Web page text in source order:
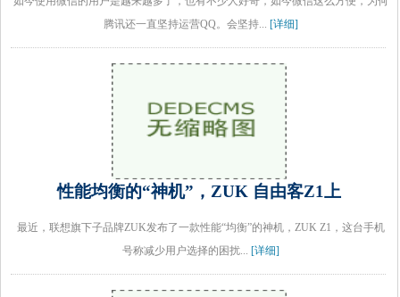
腾讯还一直坚持运营QQ。会坚持... [详细]
性能均衡的“神机”，ZUK 自由客Z1上
最近，联想旗下子品牌ZUK发布了一款性能“均衡”的神机，ZUK Z1，这台手机
号称减少用户选择的困扰... [详细]